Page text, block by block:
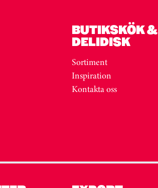
BUTIKSKÖK &
DELIDISK
Sortiment
Inspiration
Kontakta oss